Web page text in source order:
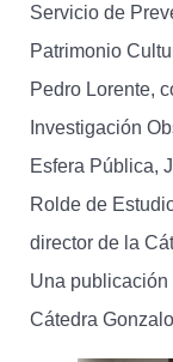
Servicio de
Patrimonio
Pedro Lorente,
Investigación
Esfera Pública,
Rolde de
director de la
Una
Cátedra